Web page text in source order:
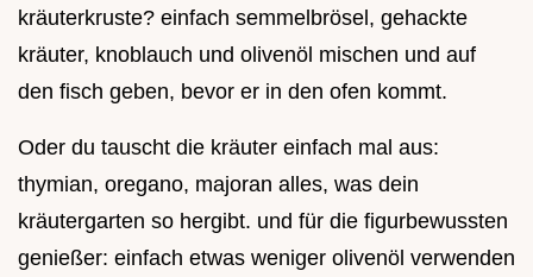
kräuterkruste? einfach semmelbrösel, gehackte
kräuter, knoblauch und olivenöl mischen und auf
den fisch geben, bevor er in den ofen kommt.
Oder du tauscht die kräuter einfach mal aus:
thymian, oregano, majoran alles, was dein
kräutergarten so hergibt. und für die figurbewussten
genießer: einfach etwas weniger olivenöl verwenden